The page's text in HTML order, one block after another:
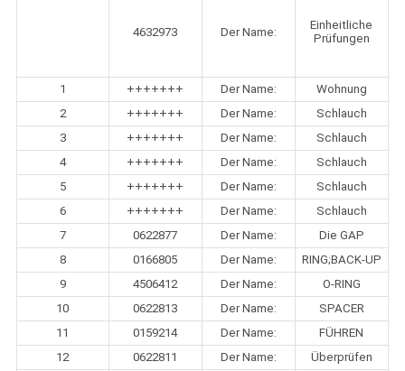
4632973 Der Name:
Einheitliche
Prüfungen
1 +++++++ Der Name:
Wohnung
2
+++++++ Der Name:
Schlauch
3
+++++++ Der Name:
Schlauch
4
+++++++ Der Name:
Schlauch
5
+++++++ Der Name:
Schlauch
6
+++++++ Der Name:
Schlauch
7
0622877 Der Name:
Die GAP
8
0166805 Der Name:
RING;BACK-UP
9
4506412 Der Name:
O-RING
10
0622813 Der Name:
SPACER
11
0159214 Der Name:
FÜHREN
12
0622811 Der Name:
Überprüfen